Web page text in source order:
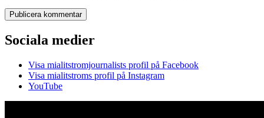
Sociala medier
Visa mialitstromjournalists profil på Facebook
Visa mialitstroms profil på Instagram
YouTube